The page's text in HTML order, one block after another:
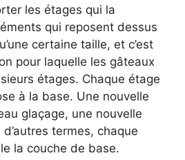
les étages qui la
qui reposent dessus
certaine taille, et c’est
pour laquelle les gâteaux
étages. Chaque étage
à la base. Une nouvelle
glaçage, une nouvelle
termes, chaque
la couche de base.